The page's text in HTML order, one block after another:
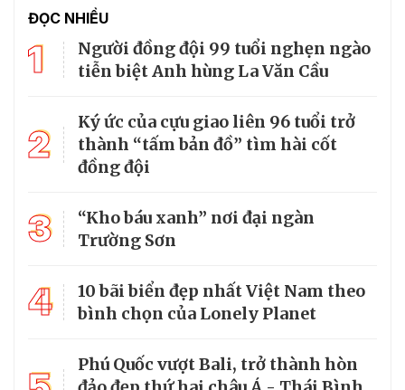
ĐỌC NHIỀU
1
Người đồng đội 99 tuổi nghẹn ngào
tiễn biệt Anh hùng La Văn Cầu
2
Ký ức của cựu giao liên 96 tuổi trở
thành “tấm bản đồ” tìm hài cốt
đồng đội
3
“Kho báu xanh” nơi đại ngàn
Trường Sơn
4
10 bãi biển đẹp nhất Việt Nam theo
bình chọn của Lonely Planet
Phú Quốc vượt Bali, trở thành hòn